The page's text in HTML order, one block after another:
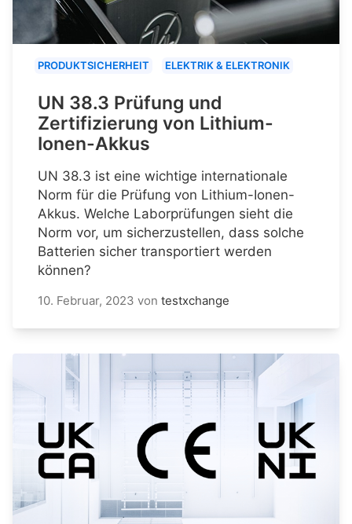
PRODUKTSICHERHEIT ELEKTRIK & ELEKTRONIK
UN 38.3 Prüfung und
Zertifizierung von Lithium-
Ionen-Akkus
UN 38.3 ist eine wichtige internationale
Norm für die Prüfung von Lithium-Ionen-
Akkus. Welche Laborprüfungen sieht die
Norm vor, um sicherzustellen, dass solche
Batterien sicher transportiert werden
können?
10. Februar, 2023 von testxchange